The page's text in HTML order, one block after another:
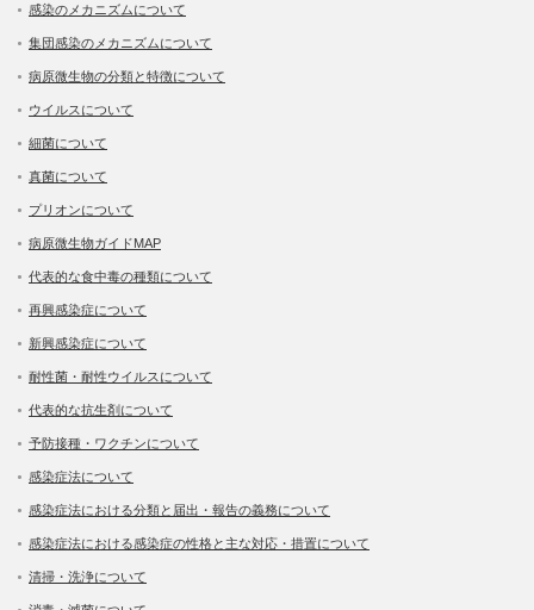
感染のメカニズムについて
集団感染のメカニズムについて
病原微生物の分類と特徴について
ウイルスについて
細菌について
真菌について
プリオンについて
病原微生物ガイドMAP
代表的な食中毒の種類について
再興感染症について
新興感染症について
耐性菌・耐性ウイルスについて
代表的な抗生剤について
予防接種・ワクチンについて
感染症法について
感染症法における分類と届出・報告の義務について
感染症法における感染症の性格と主な対応・措置について
清掃・洗浄について